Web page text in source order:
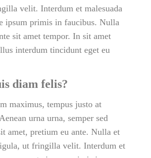
velit. Interdum et malesuada
ipsum primis in faucibus. Nulla
sit amet tempor. In sit amet
interdum tincidunt eget eu
diam felis?
maximus, tempus justo at
urna urna, semper sed
amet, pretium eu ante. Nulla et
ut fringilla velit. Interdum et